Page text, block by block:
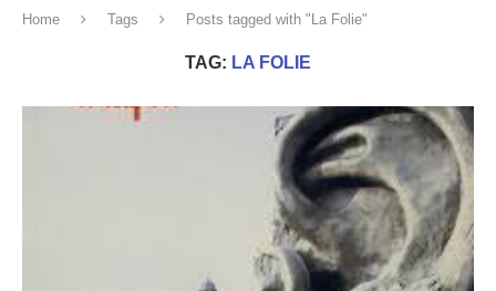
Home Tags Posts tagged with "La Folie"
TAG: LA FOLIE